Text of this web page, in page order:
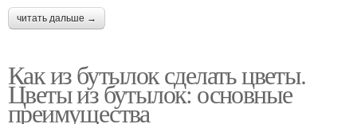
читать дальше →
Как из бутылок сделать цветы.
Цветы из бутылок: основные
преимущества